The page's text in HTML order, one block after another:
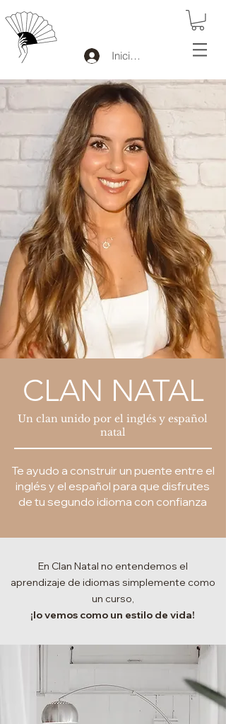
Iniciar sesión
CLAN NATAL
Un clan unido por el inglés y español
natal
Te ayudo a construir un puente entre el
inglés y el español para que disfrutes
de tu segundo idioma con confianza
En Clan Natal no entendemos el
aprendizaje de idiomas simplemente como
un curso,
¡lo vemos como un estilo de vida!